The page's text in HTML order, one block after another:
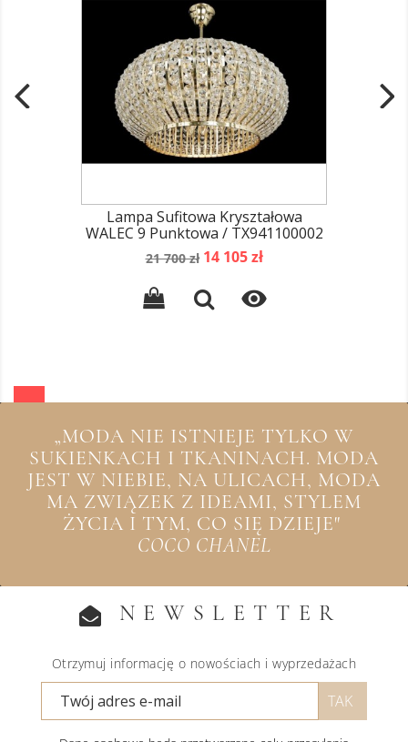
Lampa Sufitowa Kryształowa
WALEC 9 Punktowa / TX941100002
Cena
21 700 zł Cena
14 105 zł

„MODA NIE ISTNIEJE TYLKO W
SUKIENKACH I TKANINACH. MODA
JEST W NIEBIE, NA ULICACH, MODA
MA ZWIĄZEK Z IDEAMI, STYLEM
ŻYCIA I TYM, CO SIĘ DZIEJE"
COCO CHANEL
NEWSLETTER
Otrzymuj informację o nowościach i wyprzedażach